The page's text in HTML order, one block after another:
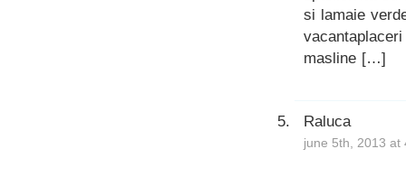
si lamaie
masline […]
Raluca
june 5th, 2013 at